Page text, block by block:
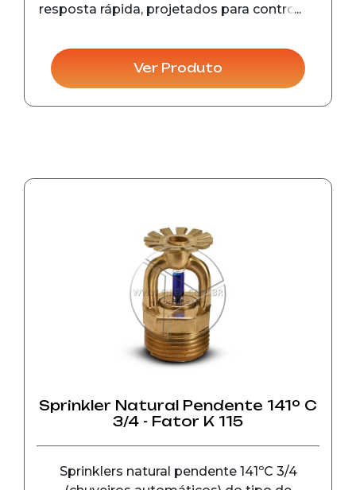
resposta rápida, projetados para controle e
inicial, em instalações comerciais e
industriais.
Ver Produto
Sprinkler Natural Pendente 141º C
3/4 - Fator K 115
Sprinklers natural pendente 141ºC 3/4